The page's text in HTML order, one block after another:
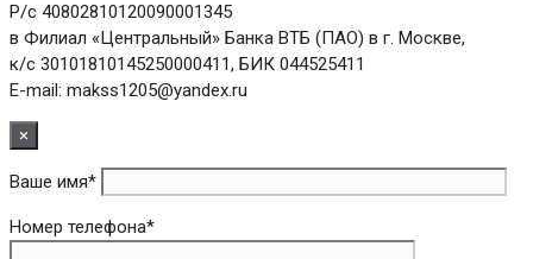
Р/с 40802810120090001345
в Филиал «Центральный» Банка ВТБ (ПАО) в г. Москве,
к/с 30101810145250000411, БИК 044525411
E-mail: makss1205@yandex.ru
×
Ваше имя*
Номер телефона*